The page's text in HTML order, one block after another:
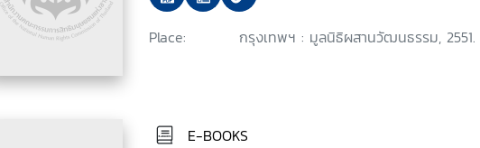
Place: กรุงเทพฯ : มูลนิธิผสานวัฒนธรรม, 2551.
E-BOOKS